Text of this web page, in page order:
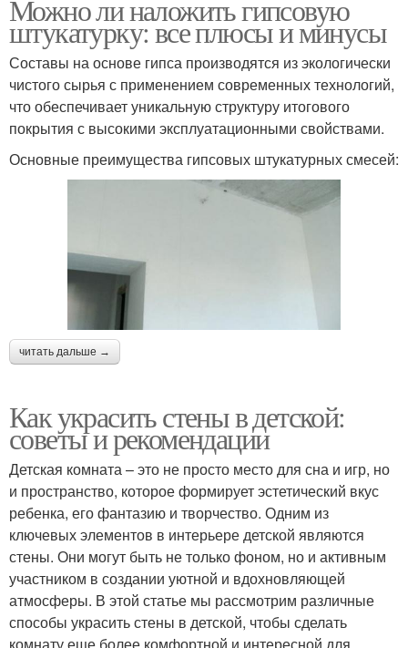
Можно ли наложить гипсовую
штукатурку: все плюсы и минусы
Составы на основе гипса производятся из экологически
чистого сырья с применением современных технологий,
что обеспечивает уникальную структуру итогового
покрытия с высокими эксплуатационными свойствами.
Основные преимущества гипсовых штукатурных смесей:
читать дальше →
Как украсить стены в детской:
советы и рекомендации
Детская комната – это не просто место для сна и игр, но
и пространство, которое формирует эстетический вкус
ребенка, его фантазию и творчество. Одним из
ключевых элементов в интерьере детской являются
стены. Они могут быть не только фоном, но и активным
участником в создании уютной и вдохновляющей
атмосферы. В этой статье мы рассмотрим различные
способы украсить стены в детской, чтобы сделать